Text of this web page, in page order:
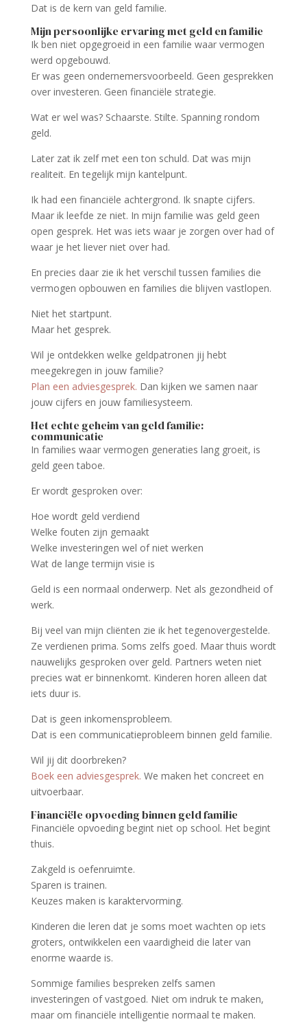
Dat is de kern van geld familie.
Mijn persoonlijke ervaring met geld en familie
Ik ben niet opgegroeid in een familie waar vermogen
werd opgebouwd.
Er was geen ondernemersvoorbeeld. Geen gesprekken
over investeren. Geen financiële strategie.
Wat er wel was? Schaarste. Stilte. Spanning rondom
geld.
Later zat ik zelf met een ton schuld. Dat was mijn
realiteit. En tegelijk mijn kantelpunt.
Ik had een financiële achtergrond. Ik snapte cijfers.
Maar ik leefde ze niet. In mijn familie was geld geen
open gesprek. Het was iets waar je zorgen over had of
waar je het liever niet over had.
En precies daar zie ik het verschil tussen families die
vermogen opbouwen en families die blijven vastlopen.
Niet het startpunt.
Maar het gesprek.
Wil je ontdekken welke geldpatronen jij hebt
meegekregen in jouw familie?
Plan een adviesgesprek. Dan kijken we samen naar
jouw cijfers en jouw familiesysteem.
Het echte geheim van geld familie:
communicatie
In families waar vermogen generaties lang groeit, is
geld geen taboe.
Er wordt gesproken over:
Hoe wordt geld verdiend
Welke fouten zijn gemaakt
Welke investeringen wel of niet werken
Wat de lange termijn visie is
Geld is een normaal onderwerp. Net als gezondheid of
werk.
Bij veel van mijn cliënten zie ik het tegenovergestelde.
Ze verdienen prima. Soms zelfs goed. Maar thuis wordt
nauwelijks gesproken over geld. Partners weten niet
precies wat er binnenkomt. Kinderen horen alleen dat
iets duur is.
Dat is geen inkomensprobleem.
Dat is een communicatieprobleem binnen geld familie.
Wil jij dit doorbreken?
Boek een adviesgesprek. We maken het concreet en
uitvoerbaar.
Financiële opvoeding binnen geld familie
Financiële opvoeding begint niet op school. Het begint
thuis.
Zakgeld is oefenruimte.
Sparen is trainen.
Keuzes maken is karaktervorming.
Kinderen die leren dat je soms moet wachten op iets
groters, ontwikkelen een vaardigheid die later van
enorme waarde is.
Sommige families bespreken zelfs samen
investeringen of vastgoed. Niet om indruk te maken,
maar om financiële intelligentie normaal te maken.